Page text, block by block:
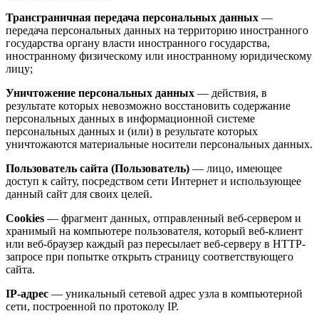
Трансграничная передача персональных данных —
передача персональных данных на территорию иностранного
государства органу власти иностранного государства,
иностранному физическому или иностранному юридическому
лицу;
Уничтожение персональных данных — действия, в
результате которых невозможно восстановить содержание
персональных данных в информационной системе
персональных данных и (или) в результате которых
уничтожаются материальные носители персональных данных.
Пользователь сайта (Пользователь) — лицо, имеющее
доступ к сайту, посредством сети Интернет и использующее
данный сайт для своих целей.
Cookies — фрагмент данных, отправленный веб-сервером и
хранимый на компьютере пользователя, который веб-клиент
или веб-браузер каждый раз пересылает веб-серверу в HTTP-
запросе при попытке открыть страницу соответствующего
сайта.
IP-адрес — уникальный сетевой адрес узла в компьютерной
сети, построенной по протоколу IP.